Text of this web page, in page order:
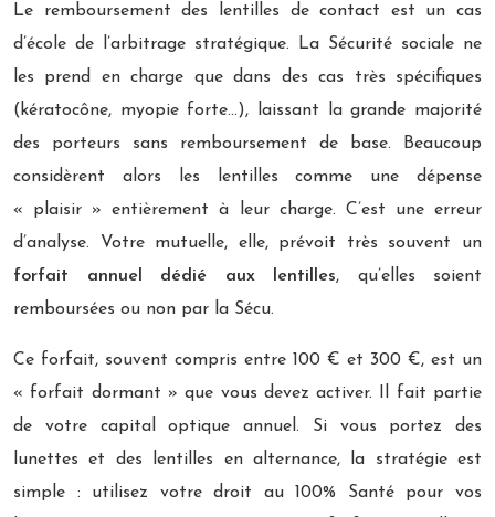
Le remboursement des lentilles de contact est un cas
d’école de l’arbitrage stratégique. La Sécurité sociale ne
les prend en charge que dans des cas très spécifiques
(kératocône, myopie forte…), laissant la grande majorité
des porteurs sans remboursement de base. Beaucoup
considèrent alors les lentilles comme une dépense
« plaisir » entièrement à leur charge. C’est une erreur
d’analyse. Votre mutuelle, elle, prévoit très souvent un
forfait annuel dédié aux lentilles, qu’elles soient
remboursées ou non par la Sécu.
Ce forfait, souvent compris entre 100 € et 300 €, est un
« forfait dormant » que vous devez activer. Il fait partie
de votre capital optique annuel. Si vous portez des
lunettes et des lentilles en alternance, la stratégie est
simple : utilisez votre droit au 100% Santé pour vos